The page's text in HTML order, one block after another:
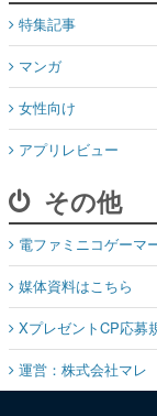
特集記事
マンガ
女性向け
アプリレビュー
その他
電ファミニコゲーマ
媒体資料はこちら
XプレゼントCP応募
運営：株式会社マレ